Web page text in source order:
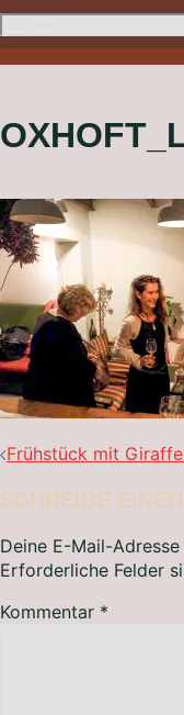
umschalten
Suchen
nach:
Frühstück mit
SCHREIBE
Deine E-Mail-
Erforderliche Felder
Kommentar *